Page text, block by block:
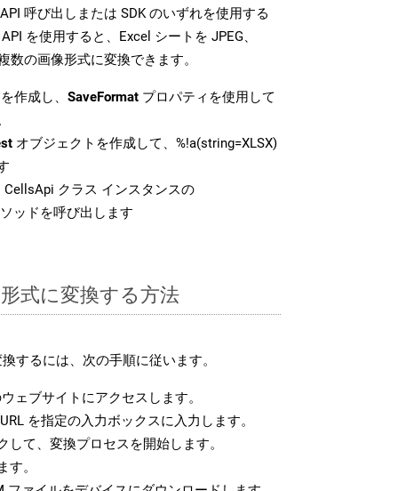
呼び出しまたは SDK のいずれを使用する
を使用すると、Excel シートを JPEG、
数の画像形式に変換できます。
作成し、 SaveFormat プロパティを使用して
オブジェクトを作成して、%!a(string=XLSX)
CellsApi クラス インスタンスの
ソッドを呼び出します
式に変換する方法
するには、次の手順に従います。
ェブサイトにアクセスします。
を指定の入力ボックスに入力します。
して、変換プロセスを開始します。
。